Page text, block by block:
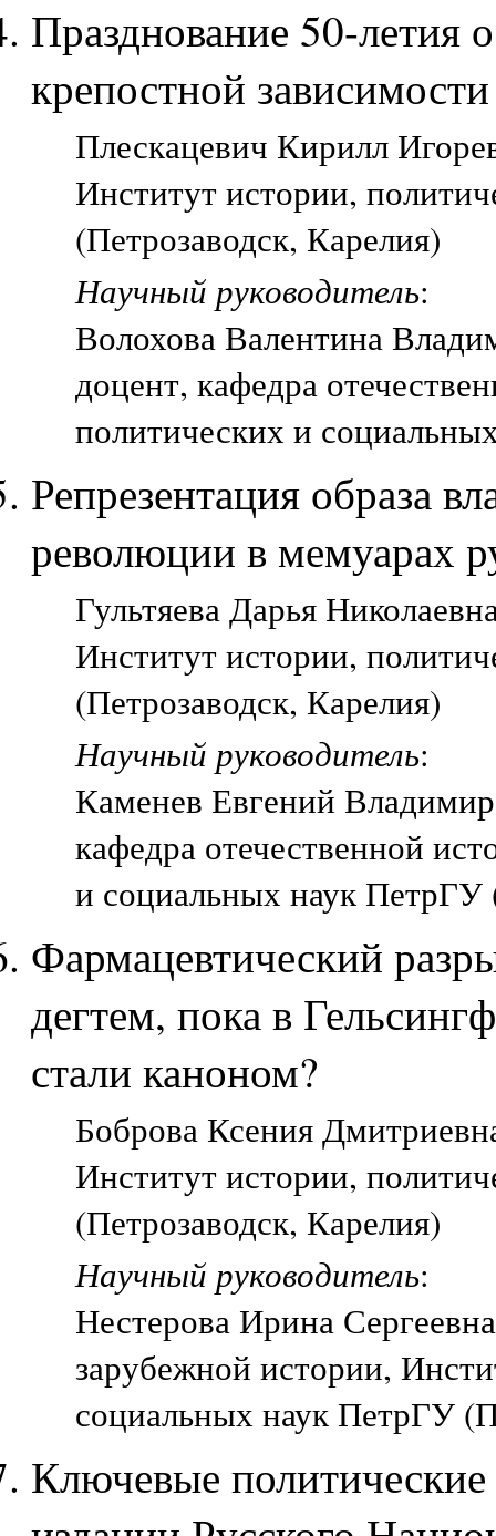
Празднование 50-летия
крепостной
Плескацевич Кирилл
Институт истории,
(Петрозаводск, Карелия)
Научный руководитель:
Волохова Валентина
доцент, кафедра
политических и
Репрезентация образа
революции в мемуарах
Гультяева Дарья
Институт истории,
(Петрозаводск, Карелия)
Научный руководитель:
Каменев Евгений
кафедра отечественной
и социальных наук ПетрГУ
Фармацевтический
дегтем, пока в
стали каноном?
Боброва Ксения
Институт истории,
(Петрозаводск, Карелия)
Научный руководитель:
Нестерова Ирина
зарубежной истории,
социальных наук ПетрГУ
Ключевые